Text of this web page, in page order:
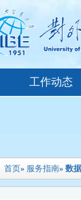
工作动态
首页» 服务指南» 数